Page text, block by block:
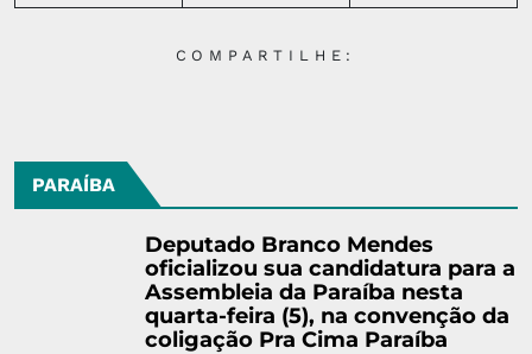
COMPARTILHE:
PARAÍBA
Deputado Branco Mendes
oficializou sua candidatura para a
Assembleia da Paraíba nesta
quarta-feira (5), na convenção da
coligação Pra Cima Paraíba